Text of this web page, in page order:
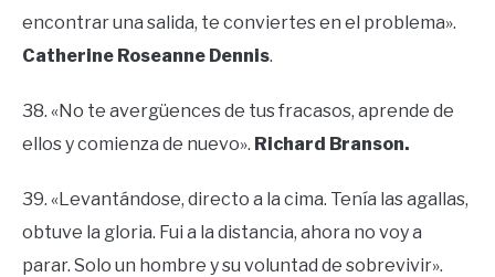
encontrar una salida, te conviertes en el problema».
Catherine Roseanne Dennis.
38. «No te avergüences de tus fracasos, aprende de
ellos y comienza de nuevo». Richard Branson.
39. «Levantándose, directo a la cima. Tenía las agallas,
obtuve la gloria. Fui a la distancia, ahora no voy a
parar. Solo un hombre y su voluntad de sobrevivir».